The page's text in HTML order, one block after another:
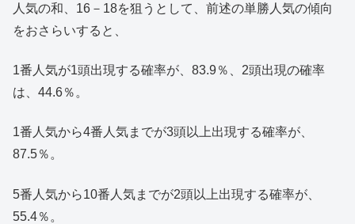
人気の和、16－18を狙うとして、前述の単勝人気の傾向
をおさらいすると、
1番人気が1頭出現する確率が、83.9％、2頭出現の確率
は、44.6％。
1番人気から4番人気までが3頭以上出現する確率が、
87.5％。
5番人気から10番人気までが2頭以上出現する確率が、
55.4％。